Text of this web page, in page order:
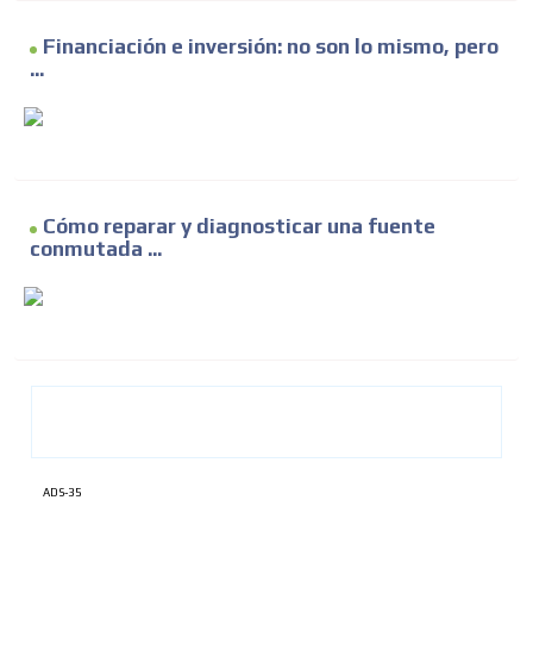
Financiación e inversión: no son lo mismo, pero
...
Cómo reparar y diagnosticar una fuente
conmutada ...
ADS-35